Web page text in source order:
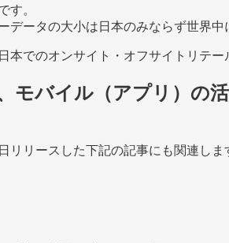
す。
データの大小は日本のみならず世界
でのオンサイト・オフサイトリテー
モバイル（アプリ）の
リースした下記の記事にも関連しま